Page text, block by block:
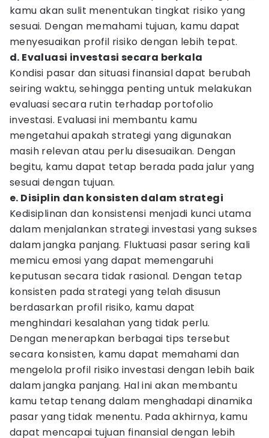
kamu akan sulit menentukan tingkat risiko yang
sesuai. Dengan memahami tujuan, kamu dapat
menyesuaikan profil risiko dengan lebih tepat.
d. Evaluasi investasi secara berkala
Kondisi pasar dan situasi finansial dapat berubah
seiring waktu, sehingga penting untuk melakukan
evaluasi secara rutin terhadap portofolio
investasi. Evaluasi ini membantu kamu
mengetahui apakah strategi yang digunakan
masih relevan atau perlu disesuaikan. Dengan
begitu, kamu dapat tetap berada pada jalur yang
sesuai dengan tujuan.
e. Disiplin dan konsisten dalam strategi
Kedisiplinan dan konsistensi menjadi kunci utama
dalam menjalankan strategi investasi yang sukses
dalam jangka panjang. Fluktuasi pasar sering kali
memicu emosi yang dapat memengaruhi
keputusan secara tidak rasional. Dengan tetap
konsisten pada strategi yang telah disusun
berdasarkan profil risiko, kamu dapat
menghindari kesalahan yang tidak perlu.
Dengan menerapkan berbagai tips tersebut
secara konsisten, kamu dapat memahami dan
mengelola profil risiko investasi dengan lebih baik
dalam jangka panjang. Hal ini akan membantu
kamu tetap tenang dalam menghadapi dinamika
pasar yang tidak menentu. Pada akhirnya, kamu
dapat mencapai tujuan finansial dengan lebih